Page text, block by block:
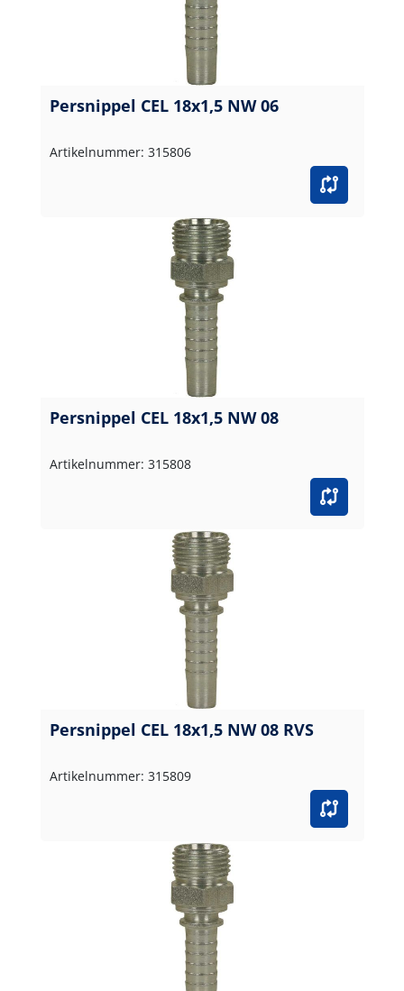
Persnippel CEL 18x1,5 NW 06
Artikelnummer: 315806
Persnippel CEL 18x1,5 NW 08
Artikelnummer: 315808
Persnippel CEL 18x1,5 NW 08 RVS
Artikelnummer: 315809